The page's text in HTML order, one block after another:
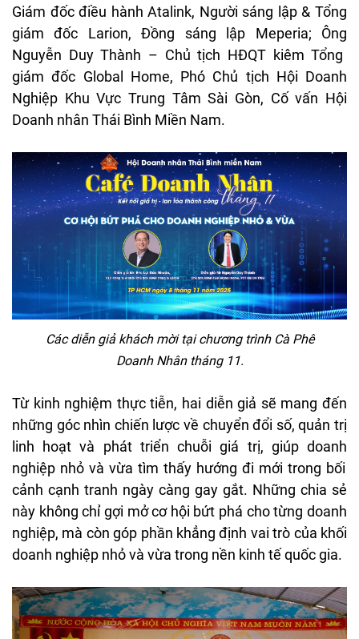
Giám đốcđiều hành Atalink, Người sáng ập & Tổng
giám đốc Larion,Đồng sáng ập Meperia; Ông
Nguyễn Duy Thành – Chủ tịch HĐQT kiêm Tổng
giám đốc Global Home, Phó Chủ tịch Hội Doanh
Nghiệp Khu Vực Trung Tâm Sài Gòn, Cố vấn Hội
Doanh nhân Thái Bình Miền Nam.
Cácdiễn giả khách mời tạichươngtrình Cà Phê
Doanh Nhântháng 11.
Từ kinh nghiệm thực tiễn, hai diễn giả sẽ mangđến
những góc nhìn chiến l ược về chuyểnđổi số, quản trị
linh hoạtvà pháttriểnchuỗi giá trị, giúp doanh
nghiệp nhỏ và vừa tìm thấy hướng đi mới trong bối
cảnh cạnh tranh ngày càng gay gắt. Những chia sẻ
này không chỉ gợi mởcơhội bứt phá chotừng doanh
nghiệp, mà còn góp phần khẳngđịnh vaitrò của khối
doanh nghiệp nhỏvà vừa trong nền kinh tế quốc gia.